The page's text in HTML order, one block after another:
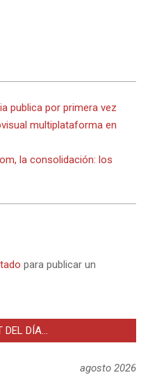
publica por primera vez
multiplataforma en
la consolidación: los
para publicar un
DEL DÍA…
agosto 2026